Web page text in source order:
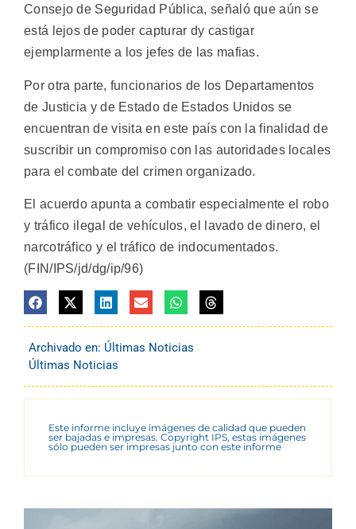
Consejo de Seguridad Pública, señaló que aún se
está lejos de poder capturar dy castigar
ejemplarmente a los jefes de las mafias.
Por otra parte, funcionarios de los Departamentos
de Justicia y de Estado de Estados Unidos se
encuentran de visita en este país con la finalidad de
suscribir un compromiso con las autoridades locales
para el combate del crimen organizado.
El acuerdo apunta a combatir especialmente el robo
y tráfico ilegal de vehículos, el lavado de dinero, el
narcotráfico y el tráfico de indocumentados.
(FIN/IPS/jd/dg/ip/96)
Archivado en: Últimas Noticias
Últimas Noticias
Este informe incluye imágenes de calidad que pueden
ser bajadas e impresas. Copyright IPS, estas imágenes
sólo pueden ser impresas junto con este informe